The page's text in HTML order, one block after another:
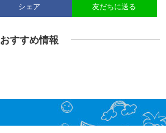
シェア 友だちに送る
おすすめ情報